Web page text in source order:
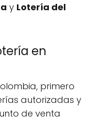
y Lotería del
en
primero
autorizadas y
de venta